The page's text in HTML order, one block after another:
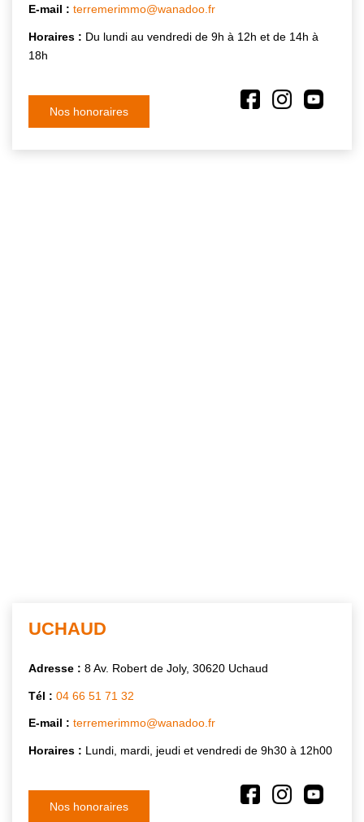
E-mail : terremerimmo@wanadoo.fr
Horaires : Du lundi au vendredi de 9h à 12h et de 14h à
18h
Nos honoraires
UCHAUD
Adresse : 8 Av. Robert de Joly, 30620 Uchaud
Tél : 04 66 51 71 32
E-mail : terremerimmo@wanadoo.fr
Horaires : Lundi, mardi, jeudi et vendredi de 9h30 à 12h00
Nos honoraires